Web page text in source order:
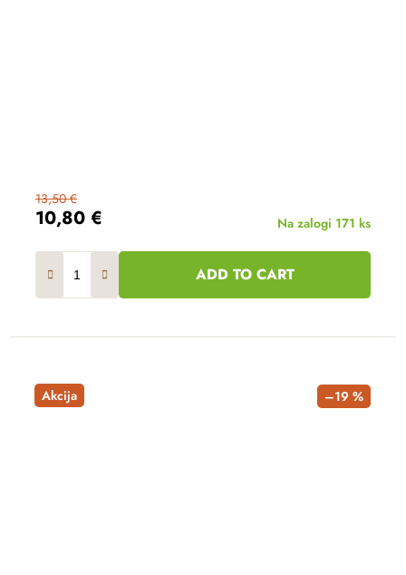
10,80 €
13,50 €
Na zalogi 171 ks
ADD TO CART
Akcija –19 %